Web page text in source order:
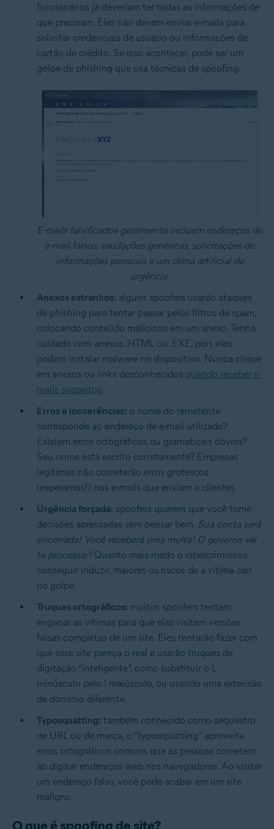
funcionários já deveriam ter todas as informações de
que precisam. Eles não devem enviar e-mails para
solicitar credenciais de usuário ou informações de
cartão de crédito. Se isso acontecer, pode ser um
golpe de phishing que usa técnicas de spoofing.
E-mails falsificados geralmente incluem endereços de
e-mail falsos, saudações genéricas, solicitações de
informações pessoais e um clima artificial de
urgência.
Anexos estranhos: alguns spoofers usarão ataques
de phishing para tentar passar pelos filtros de spam,
colocando conteúdo malicioso em um anexo. Tenha
cuidado com anexos .HTML ou .EXE, pois eles
podem instalar malware no dispositivo. Nunca clique
em anexos ou links desconhecidos quando receber e-
mails suspeitos.
Erros e incoerências: o nome do remetente
corresponde ao endereço de e-mail utilizado?
Existem erros ortográficos ou gramaticais óbvios?
Seu nome está escrito corretamente? Empresas
legítimas não cometerão erros grotescos
(esperamos!) nos e-mails que enviam a clientes
Urgência forçada: spoofers querem que você tome
decisões apressadas sem pensar bem. Sua conta será
encerrada! Você receberá uma multa! O governo vai
te processar!Quanto mais medo o cibercriminoso
conseguir induzir, maiores os riscos de a vítima cair
no golpe.
Truques ortográficos: muitos spoofers tentam
enganar as vítimas para que elas visitem versões
falsas completas de um site. Eles tentarão fazer com
que esse site pareça o real e usarão truques de
digitação “inteligente”, como substituir o L
minúsculo pelo I maiúsculo, ou usando uma extensão
de domínio diferente.
Typosquatting: também conhecido como sequestro
de URL ou de marca, o “typosquatting” aproveita
erros ortográficos comuns que as pessoas cometem
ao digitar endereços web nos navegadores. Ao visitar
um endereço falso, você pode acabar em um site
maligno.